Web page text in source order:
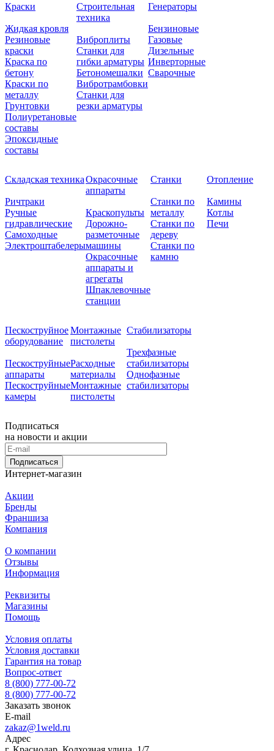
Краски
Жидкая кровля
Резиновые
краски
Краска по
бетону
Краски по
металлу
Грунтовки
Полиуретановые
составы
Эпоксидные
составы
Строительная
техника
Виброплиты
Станки для
гибки арматуры
Бетономешалки
Вибротрамбовки
Станки для
резки арматуры
Генераторы
Бензиновые
Газовые
Дизельные
Инверторные
Сварочные
Складская техника
Ричтраки
Ручные
гидравлические
Самоходные
Электроштабелеры
Окрасочные
аппараты
Краскопульты
Дорожно-
разметочные
машины
Окрасочные
аппараты и
агрегаты
Шпаклевочные
станции
Станки
Станки по
металлу
Станки по
дереву
Станки по
камню
Отопление
Камины
Котлы
Печи
Пескоструйное
оборудование
Пескоструйные
аппараты
Пескоструйные
камеры
Монтажные
пистолеты
Расходные
материалы
Монтажные
пистолеты
Стабилизаторы
Трехфазные
стабилизаторы
Однофазные
стабилизаторы
Подписаться
на новости и акции
Подписаться
Интернет-магазин
Акции
Бренды
Франшиза
Компания
О компании
Отзывы
Информация
Реквизиты
Магазины
Помощь
Условия оплаты
Условия доставки
Гарантия на товар
Вопрос-ответ
8 (800) 777-00-72
8 (800) 777-00-72
Заказать звонок
E-mail
zakaz@1weld.ru
Адрес